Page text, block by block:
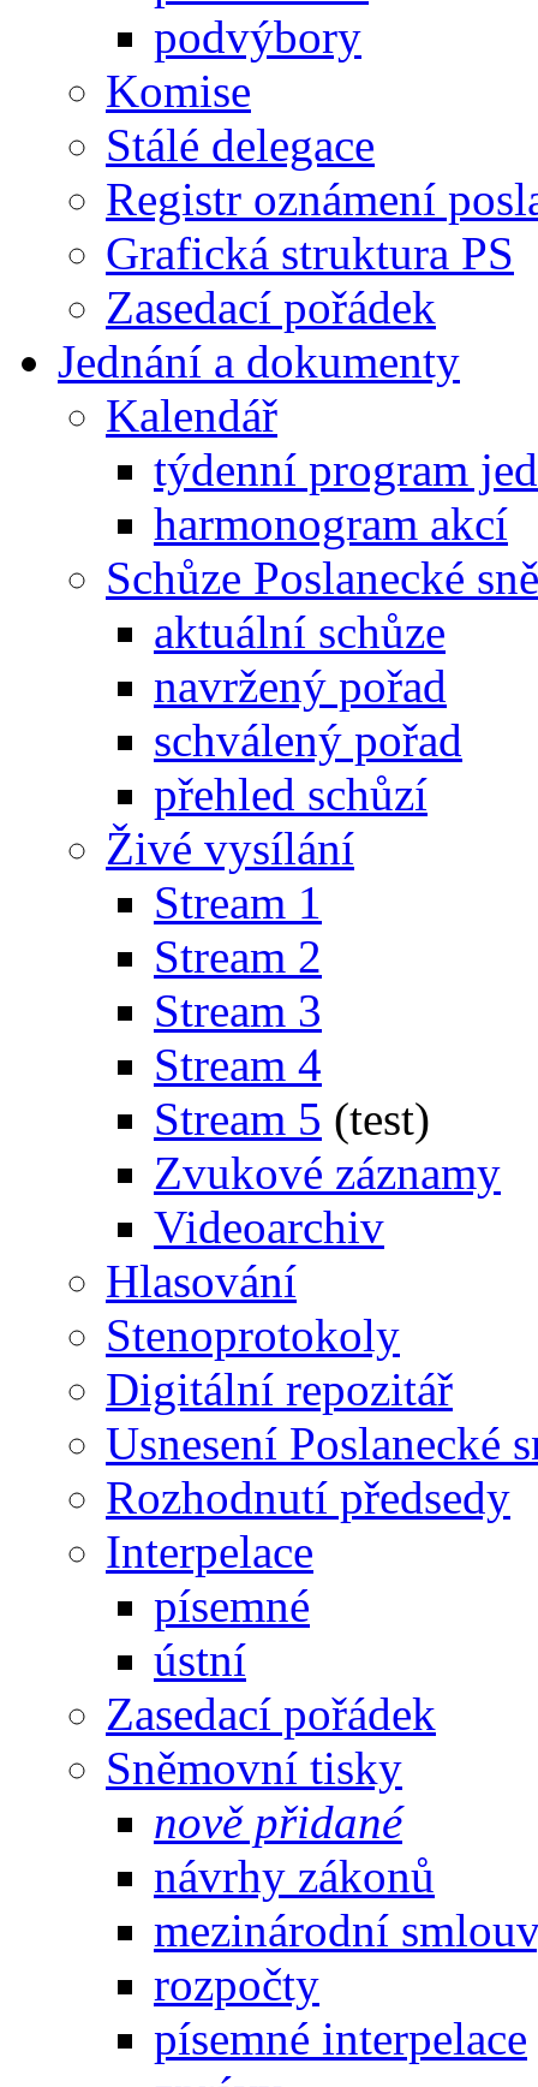
podvýbory
Komise
Stálé delegace
Registr oznámení
Grafická struktura PS
Zasedací pořádek
Jednání a dokumenty
Kalendář
týdenní program
harmonogram akcí
Schůze Poslanecké
aktuální schůze
navržený pořad
schválený pořad
přehled schůzí
Živé vysílání
Stream 1
Stream 2
Stream 3
Stream 4
Stream 5 (test)
Zvukové záznamy
Videoarchiv
Hlasování
Stenoprotokoly
Digitální repozitář
Usnesení Poslanecké
Rozhodnutí předsedy
Interpelace
písemné
ústní
Zasedací pořádek
Sněmovní tisky
nově přidané
návrhy zákonů
mezinárodní
rozpočty
písemné interpelace